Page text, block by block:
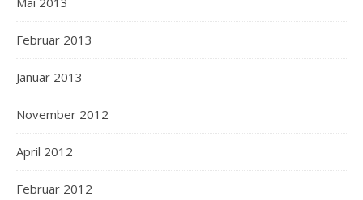
Februar 2013
Januar 2013
November 2012
April 2012
Februar 2012